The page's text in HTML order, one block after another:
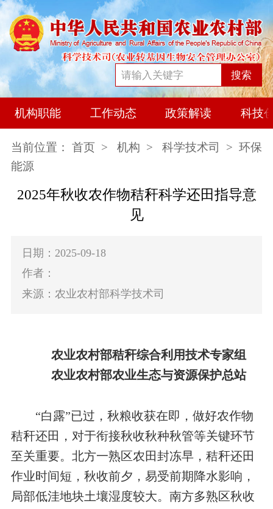
搜索
机构职能 工作动态 政策解读 科技
当前位置： 首页 > 机构 > 科学技术司
> 环保
能源
2025年秋收农作物秸秆科学还田指导意
见
日期：2025-09-18
作者：
来源：农业农村部科学技术司
农业农村部秸秆综合利用技术专家组
农业农村部农业生态与资源保护总站
“白露”已过，秋粮收获在即，做好农作物
秸秆还田，对于衔接秋收秋种秋管等关键环节
至关重要。北方一熟区农田封冻早，秸秆还田
作业时间短，秋收前夕，易受前期降水影响，
局部低洼地块土壤湿度较大。南方多熟区秋收